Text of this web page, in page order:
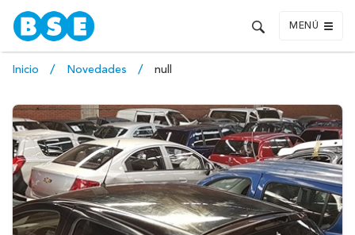
MENÚ
Inicio Novedades null